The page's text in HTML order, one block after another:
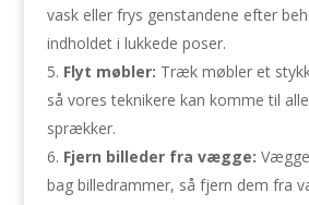
vask eller frys genstandene efter
indholdet i lukkede poser.
Flyt møbler: Træk møbler et
så vores teknikere kan komme til
sprækker.
Fjern billeder fra vægge:
bag billedrammer, så fjern dem fra